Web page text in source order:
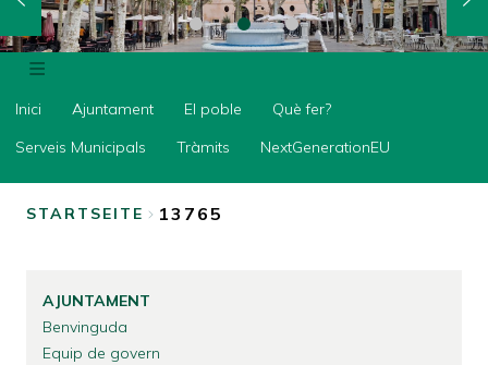
Inici
Ajuntament
El
Serveis
Municipals
Tràmits
Inici Ajuntament El poble
Què fer?
Serveis Municipals
Tràmits NextGenerationEU
STARTSEITE 13765
AJUNTAMENT
Benvinguda
Equip de govern